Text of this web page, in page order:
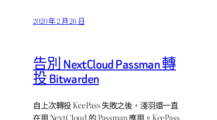
2020 年 2 月 26 日
告別 NextCloud Passman 轉
投 Bitwarden
自上次轉投 KeePass 失敗之後，淺羽還一直
在用 NextCloud 的 Passman 應用。KeePass